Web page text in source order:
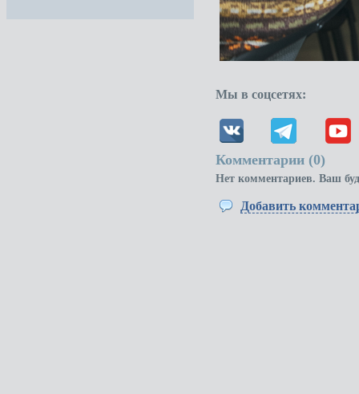
Мы в соцсетях:
Комментарии (0)
Нет комментариев. Ваш
Добавить